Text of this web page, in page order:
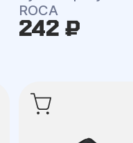
ROCA
242 ₽